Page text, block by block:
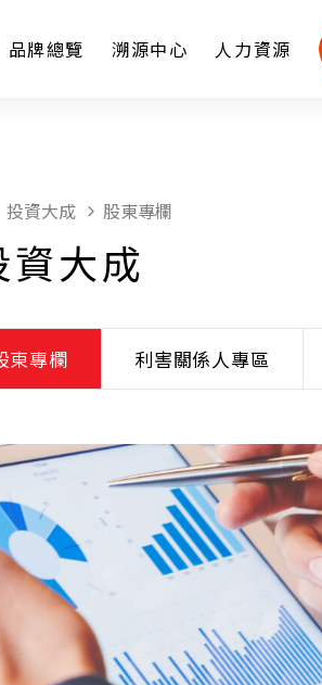
品牌總覽 溯源中心 人力資源
投資大成 股東專欄
資大成
東專欄 利害關係人專區